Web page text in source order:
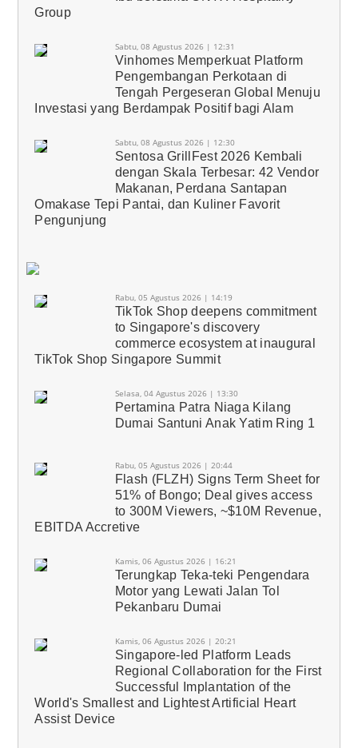
Group
Sabtu, 08 Agustus 2026 | 12:31
Vinhomes Memperkuat Platform
Pengembangan Perkotaan di
Tengah Pergeseran Global Menuju
Investasi yang Berdampak Positif bagi Alam
Sabtu, 08 Agustus 2026 | 12:30
Sentosa GrillFest 2026 Kembali
dengan Skala Terbesar: 42 Vendor
Makanan, Perdana Santapan
Omakase Tepi Pantai, dan Kuliner Favorit
Pengunjung
Rabu, 05 Agustus 2026 | 14:19
TikTok Shop deepens commitment
to Singapore's discovery
commerce ecosystem at inaugural
TikTok Shop Singapore Summit
Selasa, 04 Agustus 2026 | 13:30
Pertamina Patra Niaga Kilang
Dumai Santuni Anak Yatim Ring 1
Rabu, 05 Agustus 2026 | 20:44
Flash (FLZH) Signs Term Sheet for
51% of Bongo; Deal gives access
to 300M Viewers, ~$10M Revenue,
EBITDA Accretive
Kamis, 06 Agustus 2026 | 16:21
Terungkap Teka-teki Pengendara
Motor yang Lewati Jalan Tol
Pekanbaru Dumai
Kamis, 06 Agustus 2026 | 20:21
Singapore-led Platform Leads
Regional Collaboration for the First
Successful Implantation of the
World's Smallest and Lightest Artificial Heart
Assist Device